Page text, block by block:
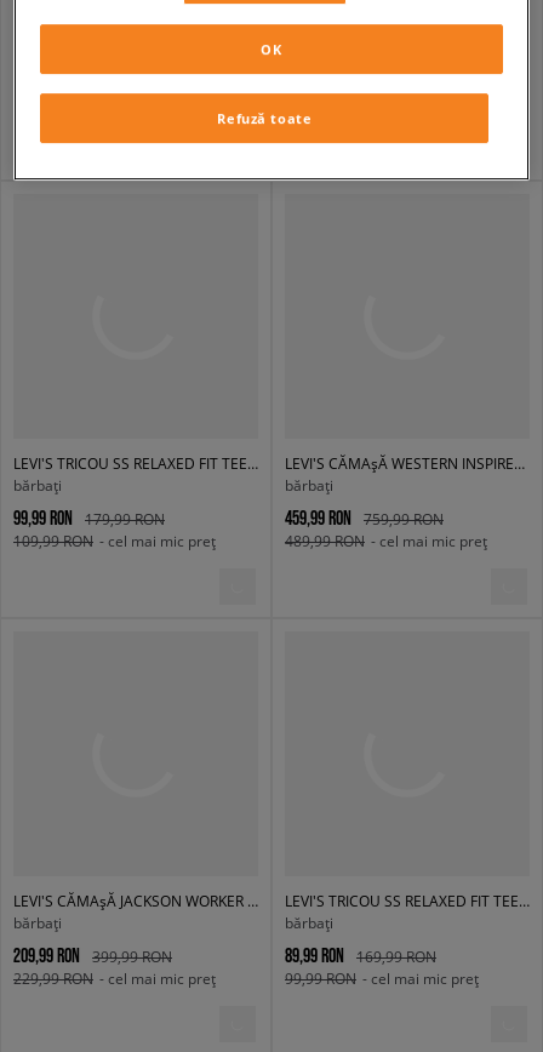
LEVI'S CĂMAșĂ AUTHENTIC BUTTON DOWN MED INDIGO - FLAT FINISH
199,99 RON
369,99 RON
99,99 RON
179,99 RON
LEVI'S TRICOU SS RELAXED FIT TEE TANS
bărbați
99,99 RON
179,99 RON
109,99 RON - cel mai mic preț
LEVI'S CĂMAșĂ WESTERN INSPIRED TRUCK DARK INDIGO - WORN IN
bărbați
459,99 RON
759,99 RON
489,99 RON - cel mai mic preț
LEVI'S CĂMAșĂ JACKSON WORKER NEUTRALS
bărbați
209,99 RON
399,99 RON
229,99 RON - cel mai mic preț
LEVI'S TRICOU SS RELAXED FIT TEE GREYS
bărbați
89,99 RON
169,99 RON
99,99 RON - cel mai mic preț
Refuză toate
OK